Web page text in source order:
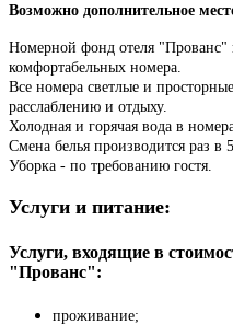
Возможно дополнительное
Номерной фонд отеля "Прованс"
комфортабельных номера.
Все номера светлые и
расслаблению и отдыху.
Холодная и горячая вода в
Смена белья производится раз в
Уборка - по требованию гостя.
Услуги и питание:
Услуги, входящие в
"Прованс":
проживание;